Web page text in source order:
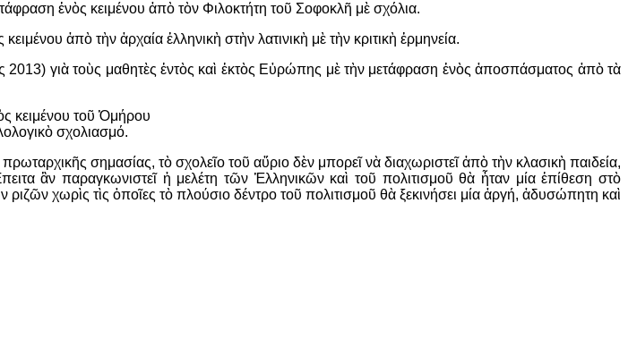
ἑνὸς κειμένου ἀπὸ τὸν Φιλοκτήτη τοῦ Σοφοκλῆ μὲ σχόλια.
ἀπὸ τὴν ἀρχαία ἑλληνικὴ στὴν λατινικὴ μὲ τὴν κριτικὴ ἑρμηνεία.
2013) γιὰ τοὺς μαθητὲς ἐντὸς καὶ ἐκτὸς Εὐρώπης μὲ τὴν μετάφραση ἑνὸς ἀποσπάσματος ἀπὸ τὰ
κειμένου τοῦ Ὁμήρου
σχολιασμό.
σημασίας, τὸ σχολεῖο τοῦ αὔριο δὲν μπορεῖ νὰ διαχωριστεῖ ἀπὸ τὴν κλασικὴ παιδεία,
ἂν παραγκωνιστεῖ ἡ μελέτη τῶν Ἑλληνικῶν καὶ τοῦ πολιτισμοῦ θὰ ἦταν μία ἐπίθεση στὸ
χωρὶς τὶς ὁποῖες τὸ πλούσιο δέντρο τοῦ πολιτισμοῦ θὰ ξεκινήσει μία ἀργή,ἀδυσώπητη καὶ